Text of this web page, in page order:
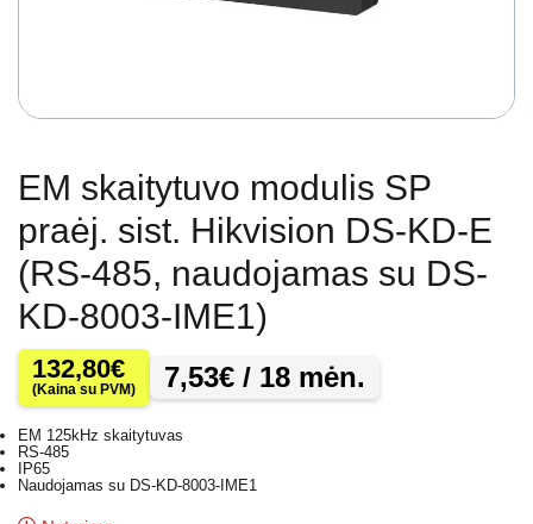
EM skaitytuvo modulis SP
praėj. sist. Hikvision DS-KD-E
(RS-485, naudojamas su DS-
KD-8003-IME1)
132,80€
(Kaina su PVM) 7,53€ / 18 mėn.
EM 125kHz skaitytuvas
RS-485
IP65
Naudojamas su DS-KD-8003-IME1